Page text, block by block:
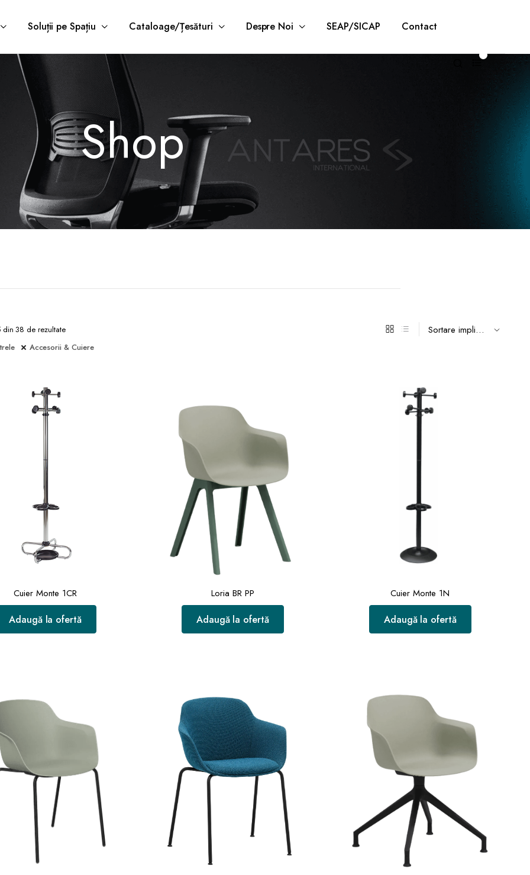
Soluții pe Spațiu Cataloage/Țesături Despre Noi SEAP/SICAP Contact
Shop
din 38 de rezultate
Accesorii & Cuiere
Cuier Monte 1CR
Adaugă la ofertă
Loria BR PP
Adaugă la ofertă
Cuier Monte 1N
Adaugă la ofertă